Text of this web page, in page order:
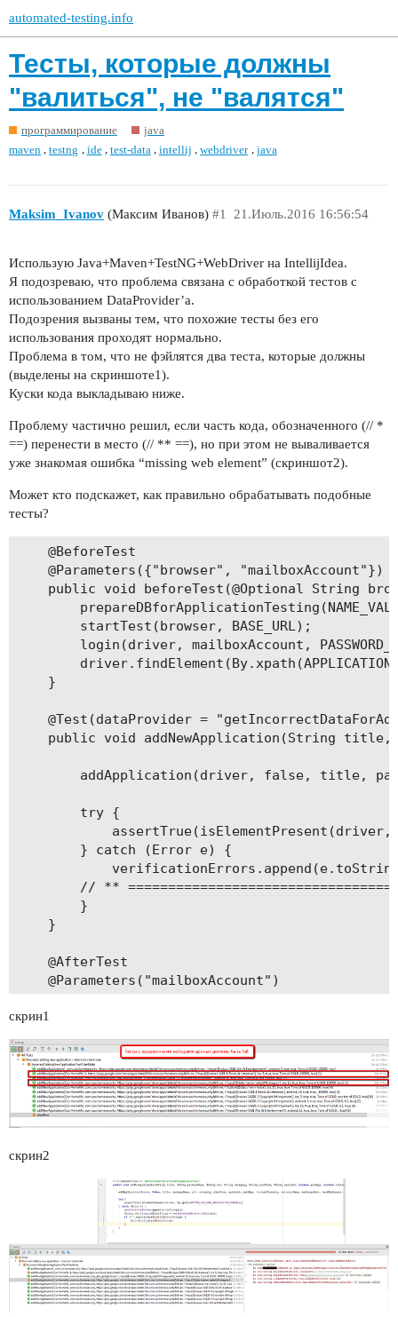
automated-testing.info
Тесты, которые должны
"валиться", не "валятся"
программирование
java
maven
,testng ide test-data ,intellij ,webdriver java
Maksim_Ivanov (Максим Иванов) 21.Июль.2016 16:56:54
#1
Использую Java+Maven+TestNG+WebDriver на IntellijIdea.
Я подозреваю, что проблема связана с обработкой тестов с
использованием DataProvider’а.
Подозрения вызваны тем, что похожие тесты без его
использования проходят нормально.
Проблема в том, что не фэйлятся два теста, которые должны
(выделены на скриншоте1).
Куски кода выкладываю ниже.
Проблему частично решил, если часть кода, обозначенного (// *
==) перенести в место (// ** ==), но при этом не вываливается
уже знакомая ошибка “missing web element” (скриншот2).
Может кто подскажет, как правильно обрабатывать подобные
тесты?
    @BeforeTest
    @Parameters({"browser", "mailboxAccount"})
public void beforeTest(@Optional String
        startTest(browser, BASE_URL);
login(driver, mailboxAccount,
    }
@Test(dataProvider =
public void addNewApplication(String
addApplication(driver, false, title,
        try {
        } catch (Error e) {
// **
        }
    }
    @AfterTest
    @Parameters("mailboxAccount")
        driver.quit();
        clearDBafterTest(mailboxAccount);
// * - проблемма в этой части кода
String verificationErrorString =
if
            fail(verificationErrorString);
        }
//
скрин1
скрин2